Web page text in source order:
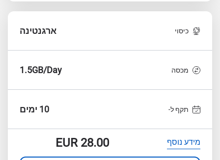
כיסוי ארגנטינה
מכסה 1.5GB/Day
תקף ל- 10 ימים
מידע נוסף EUR28.00